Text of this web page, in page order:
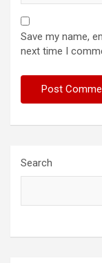
Save my name,
next time I
Search